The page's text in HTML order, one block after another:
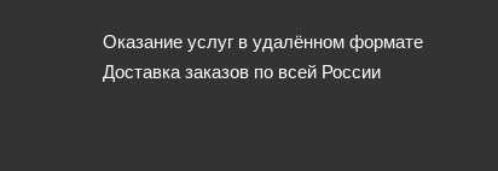
Оказание услуг в удалённом формате
Доставка заказов по всей России